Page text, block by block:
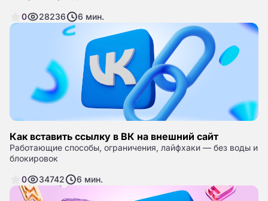
0 28236 6 мин.
Как вставить ссылку в ВК на внешний сайт
Работающие способы, ограничения, лайфхаки — без воды и
блокировок
0 34742 6 мин.